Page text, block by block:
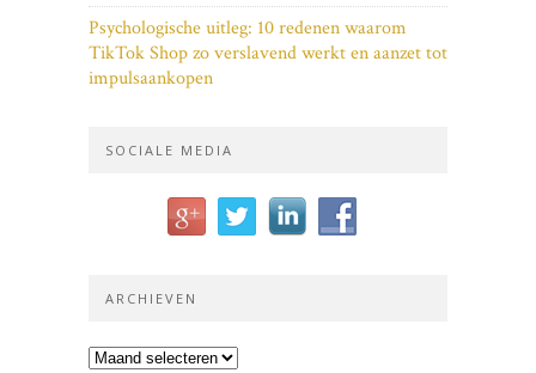
Psychologische uitleg: 10 redenen waarom
TikTok Shop zo verslavend werkt en aanzet tot
impulsaankopen
SOCIALE MEDIA
ARCHIEVEN
Archieven